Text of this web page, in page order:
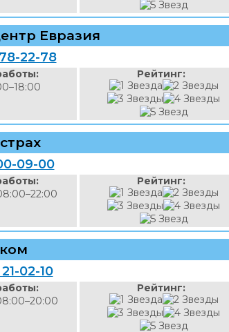
Евразия
22-78
Рейтинг:
09-00
Рейтинг:
02-10
Рейтинг: